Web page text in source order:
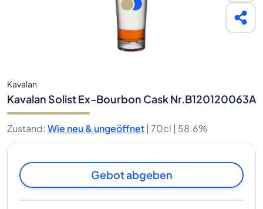
Kavalan
Kavalan Solist Ex-Bourbon Cask Nr.B120120063A
Zustand: Wie neu & ungeöffnet | 70cl | 58.6%
Gebot abgeben